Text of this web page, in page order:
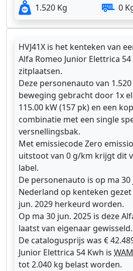
1.520 Kg
0
HVJ41X is het kenteken van
Alfa Romeo Junior Elettrica 54
zitplaatsen.
Deze personenauto van
beweging gebracht door 1x
115.00 kW (157 pk) en een
combinatie met een single
versnellingsbak.
Met emissiecode Zero
uitstoot van 0 g/km krijgt dit
label.
De personenauto is op ma 30
Nederland op kenteken
jun. 2029 herkeurd worden.
Op ma 30 jun. 2025 is deze
laatst van eigenaar gewisseld.
De catalogusprijs was €
Junior Elettrica 54 Kwh is WAM
tot 2.040 kg belast worden.